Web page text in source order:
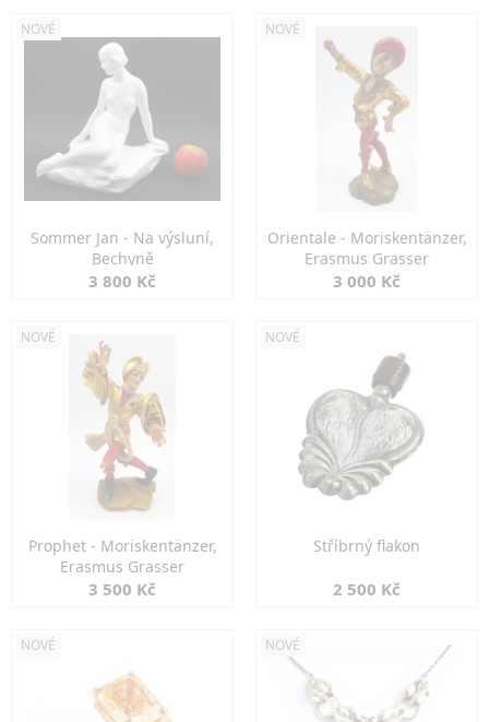
NOVÉ
Sommer Jan - Na výsluní,
Bechyně
3 800 Kč
NOVÉ
Orientale - Moriskentänzer,
Erasmus Grasser
3 000 Kč
NOVÉ
Prophet - Moriskentänzer,
Erasmus Grasser
3 500 Kč
NOVÉ
Stříbrný flakon
2 500 Kč
NOVÉ NOVÉ